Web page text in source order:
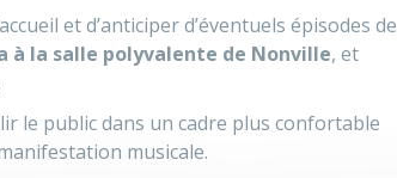
et d’anticiper d’éventuels épisodes de
à la salle polyvalente de Nonville, et
le public dans un cadre plus confortable
musicale.